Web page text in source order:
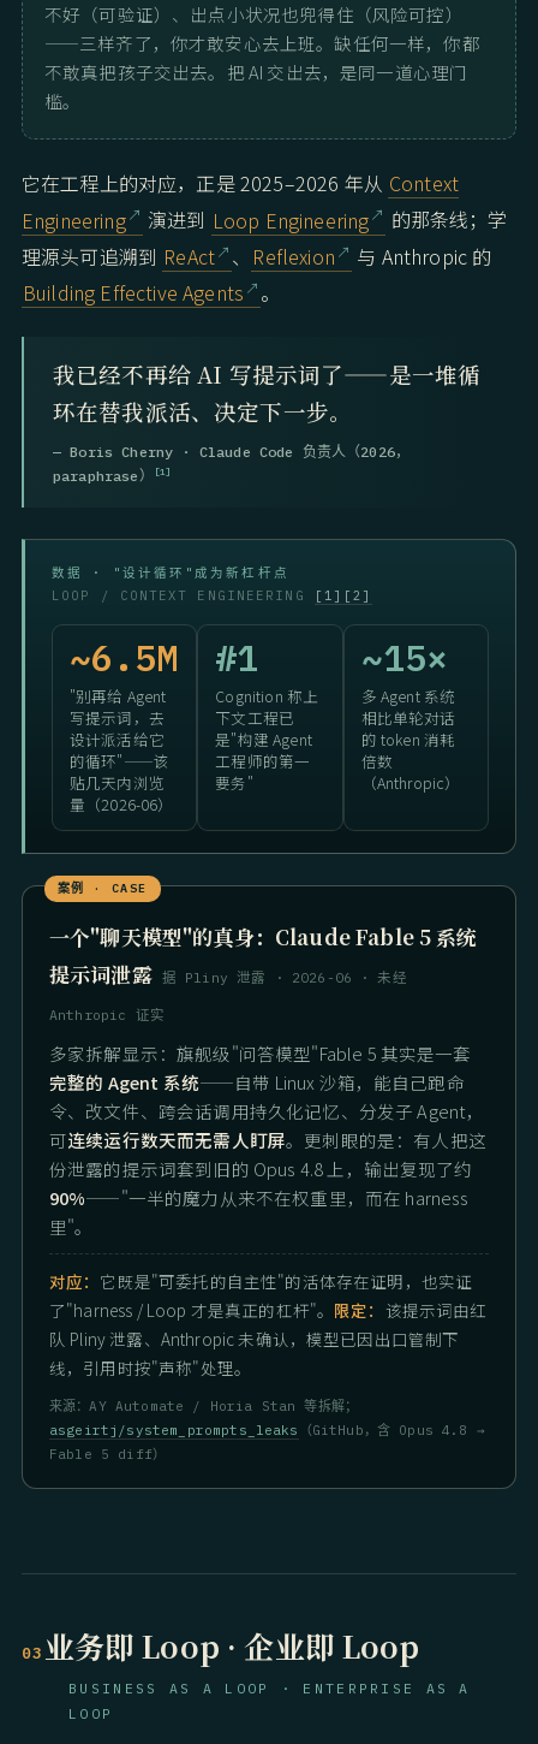
不好（可验证）、出点小状况也兜得住（风险可控）
——三样齐了，你才敢安心去上班。缺任何一样，你都
不敢真把孩子交出去。把 AI 交出去，是同一道心理门
槛。
它在工程上的对应，正是 2025–2026 年从 Context
Engineering
演进到 Loop Engineering
的那条线；学
理源头可追溯到 ReAct 、 Reflexion
与 Anthropic 的
Building Effective Agents
。
我已经不再给 AI 写提示词了——是一堆循
环在替我派活、决定下一步。
— Boris Cherny · Claude Code 负责人（2026，
paraphrase）
[1]
数据 · "设计循环"成为新杠杆点
LOOP / CONTEXT ENGINEERING
[1] [2]
~6.5M
"别再给 Agent
写提示词，去
设计派活给它
的循环"——该
贴几天内浏览
量（2026-06）
#1
Cognition 称上
下文工程已
是"构建 Agent
工程师的第一
要务"
~15×
多 Agent 系统
相比单轮对话
的 token 消耗
倍数
（Anthropic）
一个"聊天模型"的真身：Claude Fable 5 系统
提示词泄露 据 Pliny 泄露 · 2026-06 · 未经
Anthropic 证实
多家拆解显示：旗舰级"问答模型"Fable 5 其实是一套
完整的 Agent 系统——自带 Linux 沙箱，能自己跑命
令、改文件、跨会话调用持久化记忆、分发子 Agent，
可连续运行数天而无需人盯屏。更刺眼的是：有人把这
份泄露的提示词套到旧的 Opus 4.8 上，输出复现了约
90%——"一半的魔力从来不在权重里，而在 harness
里"。
对应： 它既是"可委托的自主性"的活体存在证明，也实证
了"harness / Loop 才是真正的杠杆"。 限定： 该提示词由红
队 Pliny 泄露、Anthropic 未确认，模型已因出口管制下
线，引用时按"声称"处理。
来源：AY Automate / Horia Stan 等拆解；
asgeirtj/system_prompts_leaks
（GitHub，含 Opus 4.8 →
Fable 5 diff）
03 业务即 Loop · 企业即 Loop
BUSINESS AS A LOOP · ENTERPRISE AS A
LOOP